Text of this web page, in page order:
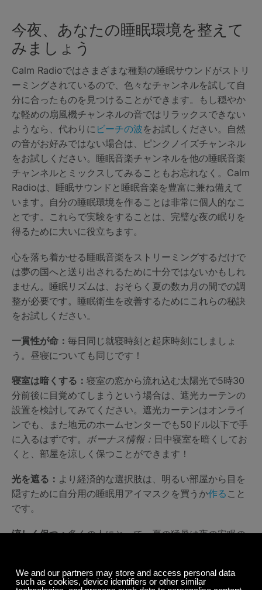
今夜、あなたの睡眠環境を整えて
みましょう
Calm Radioではさまざまな種類の睡眠サウンドがストリ
ーミングされているので、色々なチャンネルを試して自
分に合ったものを見つけることができます。もし穏やか
な軽めの扇風機チャンネルの音ではリラックスできない
ようなら、代わりに ビーチの波をお試しください。自然
の音がお好みではない場合は、ピンクノイズチャンネル
をお試しください。睡眠音楽チャンネルを他の睡眠音楽
チャンネルとミックスしてみることもお忘れなく。Calm
Radioは、睡眠サウンドと睡眠音楽を豊富に兼ね備えて
います。自分の睡眠環境を作ることは非常に個人的なこ
とです。これらで実験をすることは、完璧な夜の眠りを
得るために大いに役立ちます。
心を落ち着かせる睡眠音楽をストリーミングするだけで
は夢の国へと送り出されるために十分ではないかもしれ
ません。睡眠リズムは、おそらく夏の数カ月の間での調
整が必要です。睡眠衛生を改善するためにこれらの秘訣
をお試しください。
一貫性が命： 毎日同じ就寝時刻と起床時刻にしましょ
う。昼寝についても同じです！
寝室は暗くする： 寝室の窓から流れ込む太陽光で5時30
分前後に目覚めてしまうという場合は、遮光カーテンの
設置を検討してみてください。遮光カーテンはオンライ
ンでも、また地元のホームセンターでも50ドル以下で手
に入るはずです。 ボーナス情報： 日中寝室を暗くしてお
くと、部屋を涼しく保つことができます！
光を遮る： より経済的な選択肢は、明るい部屋から目を
隠すために自分用の睡眠用アイマスクを買うか作る こと
です。
涼しく保つ：多くの人にとって、夏の猛暑は夜の安眠の
就寝前に短く冷たいシャワーを浴びて体温を下げる